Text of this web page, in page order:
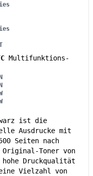
Multifunktions-
ist die
Ausdrucke mit
Seiten nach
Original-Toner von
Druckqualität
Vielzahl von